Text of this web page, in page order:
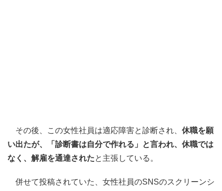
その後、この女性社員は適応障害と診断され、 休職を願
い出たが、「診断書は自分で作れる」と言われ、休職では
なく、解雇を通達されたと主張している。
併せて投稿されていた、女性社員のSNSのスクリーンシ